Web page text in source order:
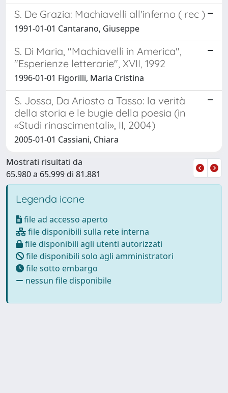
S. De Grazia: Machiavelli all'inferno ( rec )
1991-01-01 Cantarano, Giuseppe
S. Di Maria, "Machiavelli in America",
"Esperienze letterarie", XVII, 1992
1996-01-01 Figorilli, Maria Cristina
S. Jossa, Da Ariosto a Tasso: la verità
della storia e le bugie della poesia (in
«Studi rinascimentali», II, 2004)
2005-01-01 Cassiani, Chiara
Mostrati risultati da
65.980 a 65.999 di 81.881
Legenda icone
file ad accesso aperto
file disponibili sulla rete interna
file disponibili agli utenti autorizzati
file disponibili solo agli amministratori
file sotto embargo
nessun file disponibile